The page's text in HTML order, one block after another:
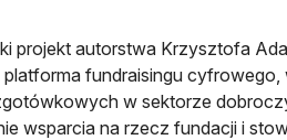
projekt autorstwa Krzysztofa
fundraisingu
w sektorze
wsparcia na rzecz fundacji i